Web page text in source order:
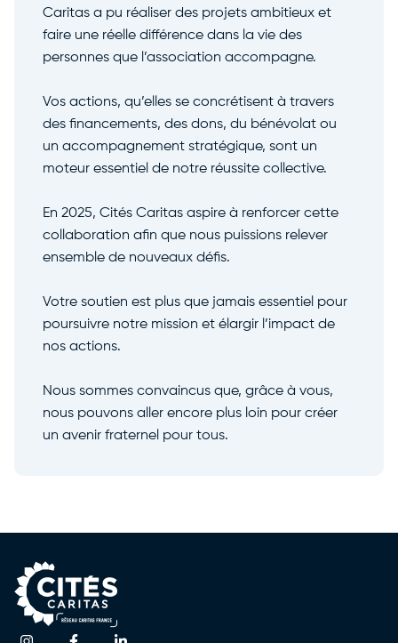
Caritas a pu réaliser des projets ambitieux et
faire une réelle différence dans la vie des
personnes que l’association accompagne.
Vos actions, qu’elles se concrétisent à travers
des financements, des dons, du bénévolat ou
un accompagnement stratégique, sont un
moteur essentiel de notre réussite collective.
En 2025, Cités Caritas aspire à renforcer cette
collaboration afin que nous puissions relever
ensemble de nouveaux défis.
Votre soutien est plus que jamais essentiel pour
poursuivre notre mission et élargir l’impact de
nos actions.
Nous sommes convaincus que, grâce à vous,
nous pouvons aller encore plus loin pour créer
un avenir fraternel pour tous.